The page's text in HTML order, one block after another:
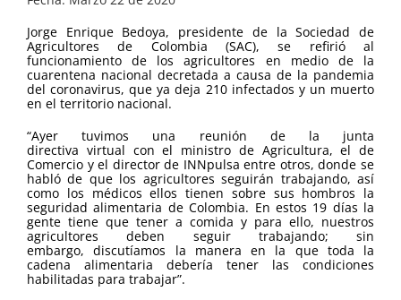
Jorge Enrique Bedoya, presidente de la Sociedad de
Agricultores de Colombia (SAC), se refirió al
funcionamiento de los agricultores en medio de la
cuarentena nacional decretada a causa de la pandemia
del coronavirus, que ya deja 210 infectados y un muerto
en el territorio nacional.
“Ayer tuvimos una reunión de la junta
directiva virtual con el ministro de Agricultura, el de
Comercio y el director de INNpulsa entre otros, donde se
habló de que los agricultores seguirán trabajando, así
como los médicos ellos tienen sobre sus hombros la
seguridad alimentaria de Colombia. En estos 19 días la
gente tiene que tener a comida y para ello, nuestros
agricultores deben seguir trabajando; sin
embargo, discutíamos la manera en la que toda la
cadena alimentaria debería tener las condiciones
habilitadas para trabajar”.